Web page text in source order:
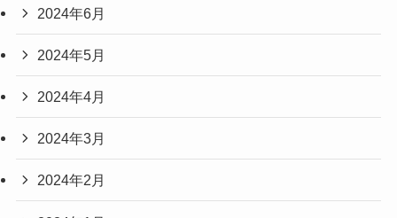
2024年6月
2024年5月
2024年4月
2024年3月
2024年2月